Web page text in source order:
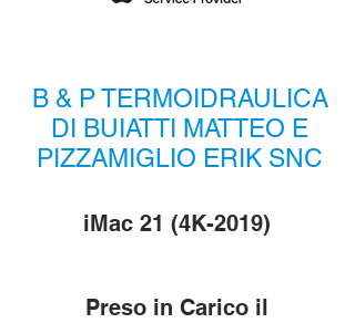
B & P TERMOIDRAULICA
DI BUIATTI MATTEO E
PIZZAMIGLIO ERIK SNC
iMac 21 (4K-2019)
Preso in Carico il